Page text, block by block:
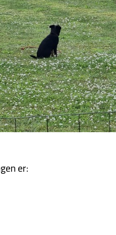
er: